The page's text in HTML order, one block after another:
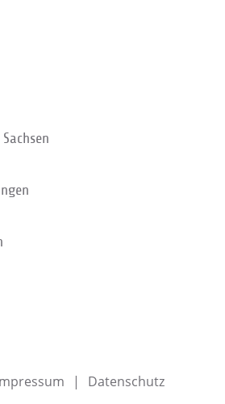
Datenschutz